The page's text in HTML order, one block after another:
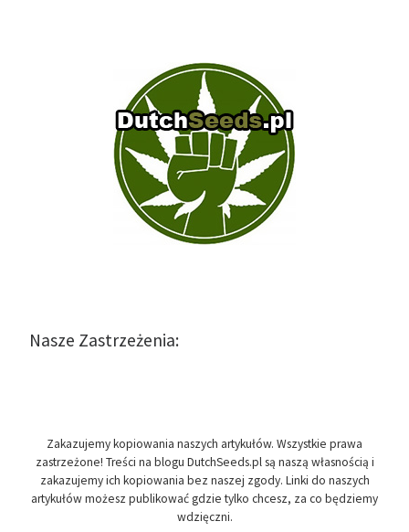
Nasze Zastrzeżenia:
Zakazujemy kopiowania naszych artykułów. Wszystkie prawa
zastrzeżone! Treści na blogu DutchSeeds.pl są naszą własnością i
zakazujemy ich kopiowania bez naszej zgody. Linki do naszych
artykułów możesz publikować gdzie tylko chcesz, za co będziemy
wdzięczni.